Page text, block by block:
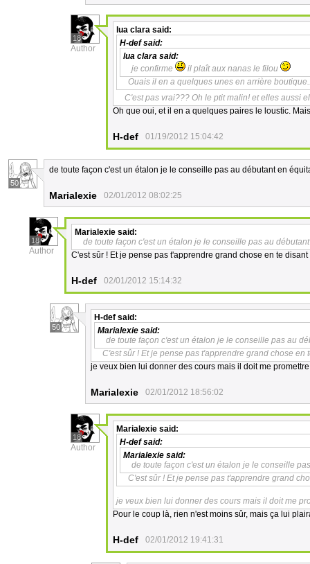
18
Author
lua clara said:
H-defsaid:
lua clara said:
je confirme
il plaît aux nanas le filou
Ouais il en a quelques unes en arrière
C'est pas vrai??? Oh le ptit malin! et elles aussi
Oh que oui, et il en a quelques paires le loustic.
H-def 01/19/2012 15:04:42
50
de toute façon c'est un étalon je le conseille pas au débutant en
Marialexie 02/01/2012 08:02:25
18
Author
Marialexie said:
de toute façon c'est un étalon je le conseille pas au
C'est sûr ! Et je pense pas t'apprendre grand chose en te
H-def 02/01/2012 15:14:32
50
H-def said:
Marialexie said:
de toute façon c'est un étalon je le conseille pas au
C'est sûr ! Et je pense pas t'apprendre grand chose
je veux bien lui donner des cours mais il doit me
Marialexie 02/01/2012 18:56:02
18
Author
Marialexie said:
H-defsaid:
Marialexie said:
de toute façon c'est un étalon je le conseille
C'est sûr ! Et je pense pas t'apprendre grand
je veux bien lui donner des cours mais il doit me
Pour le coup là, rien n'est moins sûr, mais ça lui
H-def 02/01/2012 19:41:31